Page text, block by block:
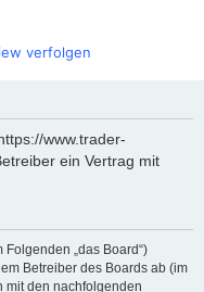
verfolgen
www.trader-
ein Vertrag mit
Folgenden „das Board“)
Betreiber des Boards ab (im
mit den nachfolgenden